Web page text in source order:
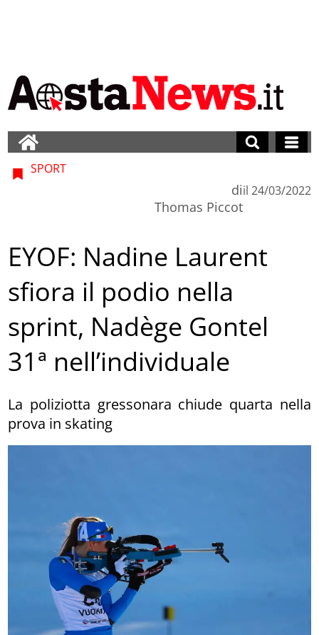
SPORT
di
Thomas Piccot
il 24/03/2022
EYOF: Nadine Laurent
sfiora il podio nella
sprint, Nadège Gontel
31ª nell’individuale
La poliziotta gressonara chiude quarta nella
prova in skating